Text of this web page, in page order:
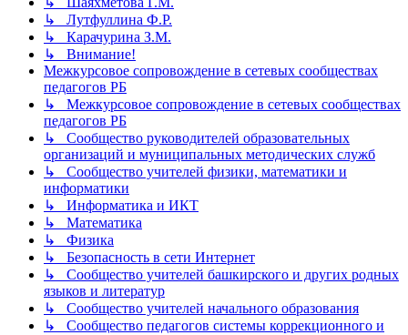
↳ Лутфуллина Ф.Р.
↳ Карачурина З.М.
↳ Внимание!
Межкурсовое сопровождение в сетевых сообществах
педагогов РБ
↳ Межкурсовое сопровождение в сетевых сообществах
педагогов РБ
↳ Сообщество руководителей образовательных
организаций и муниципальных методических служб
↳ Сообщество учителей физики, математики и
информатики
↳ Информатика и ИКТ
↳ Математика
↳ Физика
↳ Безопасность в сети Интернет
↳ Сообщество учителей башкирского и других родных
языков и литератур
↳ Сообщество учителей начального образования
↳ Сообщество педагогов системы коррекционного и